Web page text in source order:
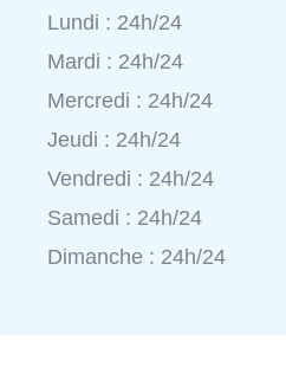
Lundi : 24h/24
Mardi : 24h/24
Mercredi : 24h/24
Jeudi : 24h/24
Vendredi : 24h/24
Samedi : 24h/24
Dimanche : 24h/24